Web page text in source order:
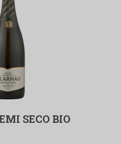
SECO BIO